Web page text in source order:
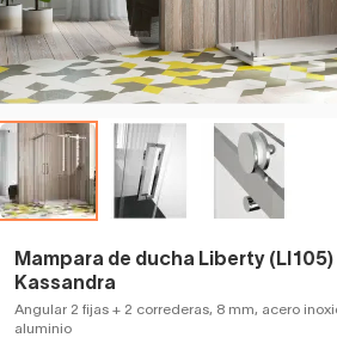
Mampara de ducha Liberty (LI105)
Kassandra
Angular 2 fijas + 2 correderas, 8 mm, acero
aluminio